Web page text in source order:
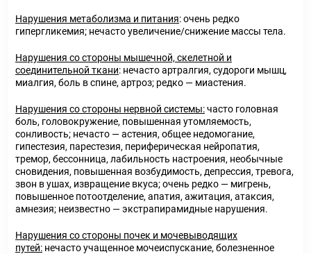
Нарушения метаболизма и питания: очень редко
гипергликемия; нечасто увеличение/снижение массы тела.
Нарушения со стороны мышечной, скелетной и
соединительной ткани: нечасто артралгия, судороги мышц,
миалгия, боль в спине, артроз; редко — миастения.
Нарушения со стороны нервной системы:часто головная
боль, головокружение, повышенная утомляемость,
сонливость; нечасто — астения, общее недомогание,
гипестезия, парестезия, периферическая нейропатия,
тремор, бессонница, лабильность настроения, необычные
сновидения, повышенная возбудимость, депрессия, тревога,
звон в ушах, извращение вкуса; очень редко — мигрень,
повышенное потоотделение, апатия, ажитация, атаксия,
амнезия; неизвестно — экстрапирамидные нарушения.
Нарушения со стороны почек и мочевыводящих
путей: нечасто учащенное мочеиспускание, болезненное